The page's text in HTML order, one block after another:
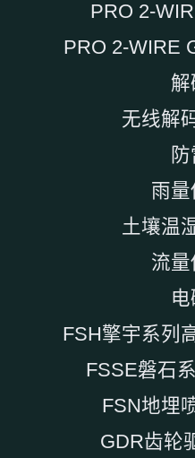
PRO 2-
PRO 2-WIRE
解
无线解
雨
土壤温
流
电
FSH擎宇系列
FSSE磐石
FSN地埋
GDR齿轮